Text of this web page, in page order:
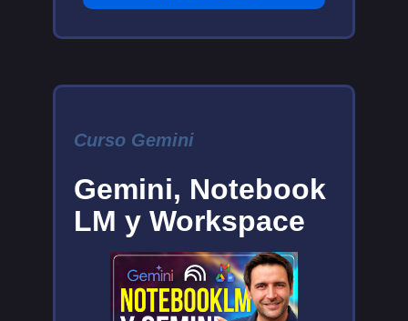
Curso Gemini
Gemini, Notebook
LM y Workspace